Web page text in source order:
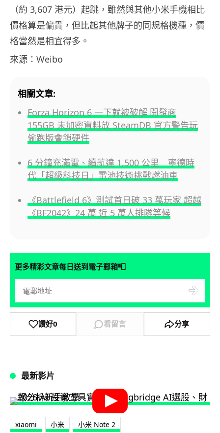
（約 3,607 港元）起跳，雖然與其他小米手機相比
價格算是偏貴，但比起其他牌子的同規格機種，價
格當然是相宜得多。
來源：Weibo
相關文章:
Forza Horizon 6 一下就被破解 開發商
155GB 未加密資料放 SteamDB 官方警告玩
偷跑版會鎖硬件
6 分鐘充滿電、續航達 1,500 公里 寧德時
代「超級科技日」電池技術挑戰燃油車
《Battlefield 6》測試首日破 33 萬玩家 超越
《BF2042》24 萬 近 5 萬人排隊等候
更多精彩文章每日送到電子郵箱📮
讚好0 看留言 分享
最新影片
xiaomi 小米 小米 Note 2